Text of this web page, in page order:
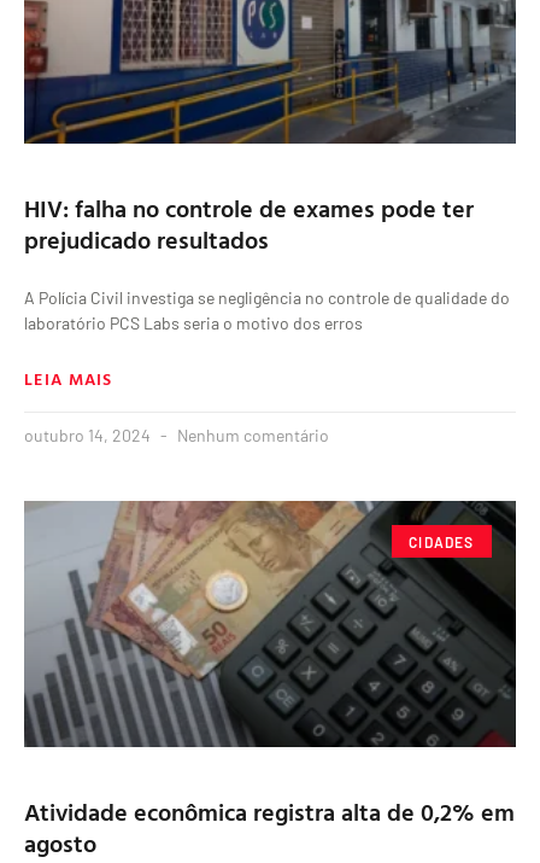
HIV: falha no controle de exames pode ter
prejudicado resultados
A Polícia Civil investiga se negligência no controle de qualidade do
laboratório PCS Labs seria o motivo dos erros
LEIA MAIS
outubro 14, 2024 Nenhum comentário
CIDADES
Atividade econômica registra alta de 0,2% em
agosto